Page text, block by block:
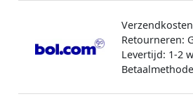
Retourneren:
Levertijd: 1-2